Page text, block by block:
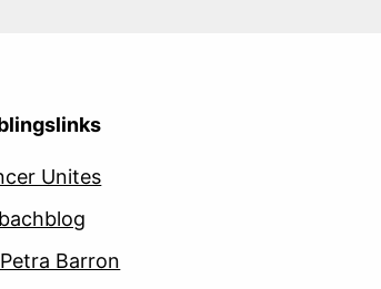
Unites
Barron